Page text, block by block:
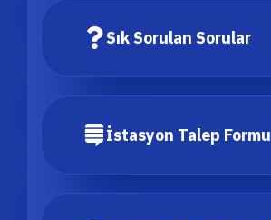
Sık Sorulan Sorular
İstasyon Talep Formu